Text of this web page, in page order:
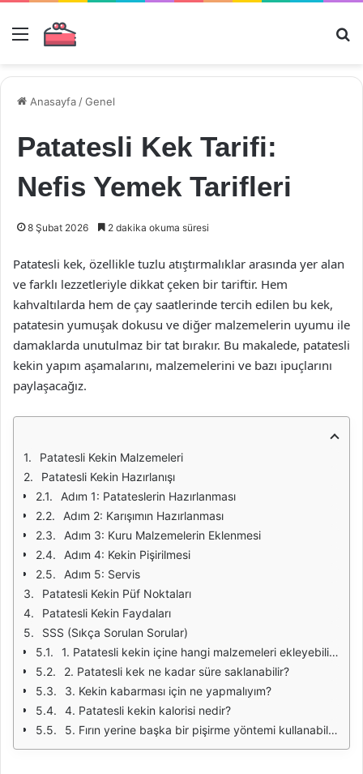
Menü
Anasayfa /Genel
Patatesli Kek Tarifi:
Nefis Yemek Tarifleri
8 Şubat 2026 2 dakika okuma süresi
Patatesli kek, özellikle tuzlu atıştırmalıklar arasında yer alan
ve farklı lezzetleriyle dikkat çeken bir tariftir. Hem
kahvaltılarda hem de çay saatlerinde tercih edilen bu kek,
patatesin yumuşak dokusu ve diğer malzemelerin uyumu ile
damaklarda unutulmaz bir tat bırakır. Bu makalede, patatesli
kekin yapım aşamalarını, malzemelerini ve bazı ipuçlarını
paylaşacağız.
Patatesli Kekin Malzemeleri
Patatesli Kekin Hazırlanışı
Adım 1: Patateslerin Hazırlanması
Adım 2: Karışımın Hazırlanması
Adım 3: Kuru Malzemelerin Eklenmesi
Adım 4: Kekin Pişirilmesi
Adım 5: Servis
Patatesli Kekin Püf Noktaları
Patatesli Kekin Faydaları
SSS (Sıkça Sorulan Sorular)
1. Patatesli kekin içine hangi malzemeleri ekleyebilirim?
2. Patatesli kek ne kadar süre saklanabilir?
3. Kekin kabarması için ne yapmalıyım?
4. Patatesli kekin kalorisi nedir?
5. Fırın yerine başka bir pişirme yöntemi kullanabilir miyim?